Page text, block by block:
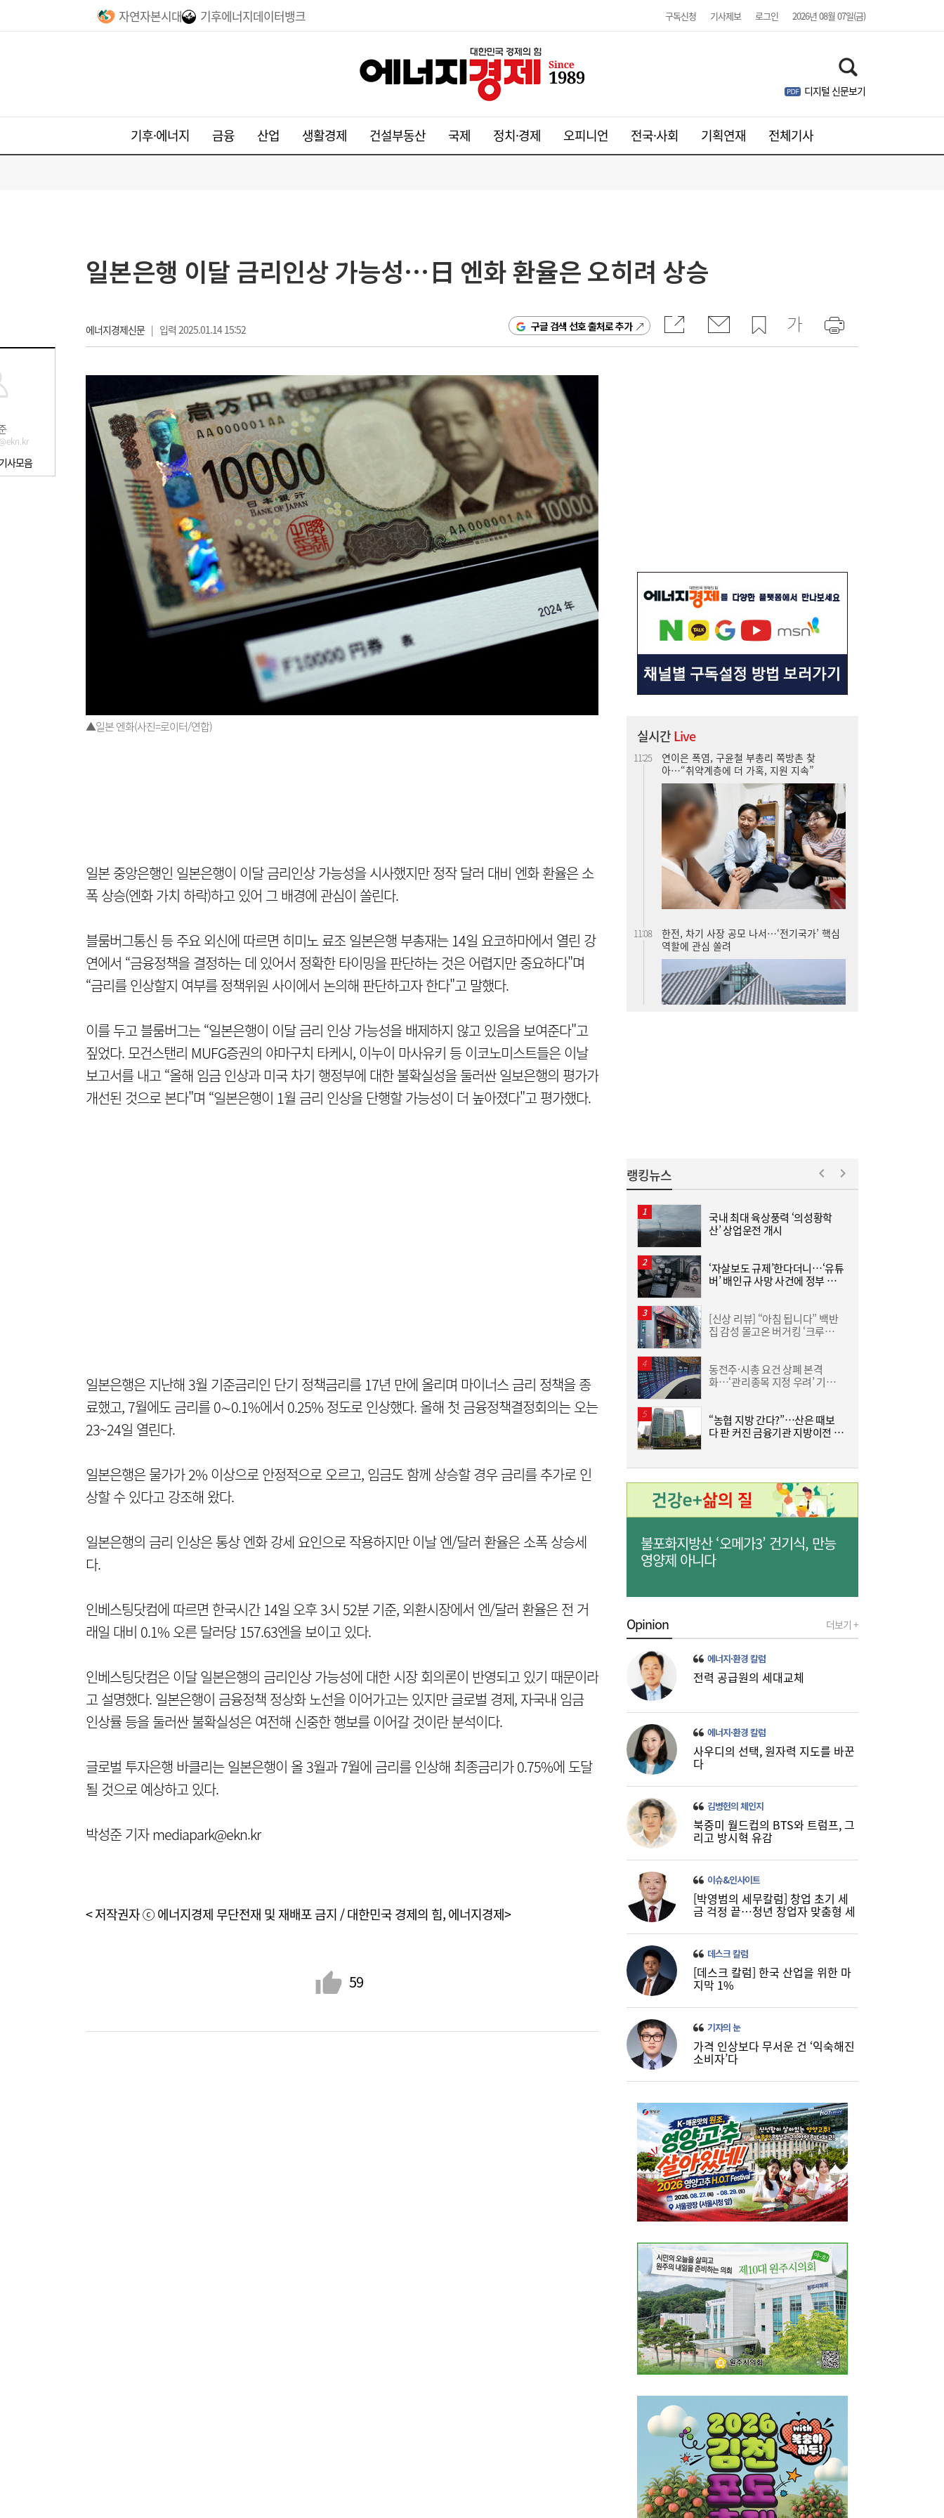
자연자본시대 기후에너지데이터뱅크 구독신청 기사제보 로그인 2026년 08월 07일(금)
디지털 신문보기
기후·에너지 금융 산업 생활경제 건설부동산 국제 정치·경제 오피니언 전국·사회 기획연재 전체기사
사모음
일본은행 이달 금리인상 가능성…日 엔화 환율은 오히려 상승
에너지경제신문| 입력 2025.01.14 15:52 구글 검색 선호 출처로 추가
▲일본 엔화(사진=로이터/연합)
일본 중앙은행인 일본은행이 이달 금리인상 가능성을 시사했지만 정작 달러 대비 엔화 환율은 소
폭 상승(엔화 가치 하락)하고 있어 그 배경에 관심이 쏠린다.
블룸버그통신 등 주요 외신에 따르면 히미노 료조 일본은행 부총재는 14일 요코하마에서 열린 강
연에서 “금융정책을 결정하는 데 있어서 정확한 타이밍을 판단하는 것은 어렵지만 중요하다"며
“금리를 인상할지 여부를 정책위원 사이에서 논의해 판단하고자 한다"고 말했다.
이를 두고 블룸버그는 “일본은행이 이달 금리 인상 가능성을 배제하지 않고 있음을 보여준다"고
짚었다. 모건스탠리 MUFG증권의 야마구치 타케시, 이누이 마사유키 등 이코노미스트들은 이날
보고서를 내고 “올해 임금 인상과 미국 차기 행정부에 대한 불확실성을 둘러싼 일보은행의 평가가
개선된 것으로 본다"며 “일본은행이 1월 금리 인상을 단행할 가능성이 더 높아졌다"고 평가했다.
일본은행은 지난해 3월 기준금리인 단기 정책금리를 17년 만에 올리며 마이너스 금리 정책을 종
료했고, 7월에도 금리를 0∼0.1%에서 0.25% 정도로 인상했다. 올해 첫 금융정책결정회의는 오는
23~24일 열린다.
일본은행은 물가가 2% 이상으로 안정적으로 오르고, 임금도 함께 상승할 경우 금리를 추가로 인
상할 수 있다고 강조해 왔다.
일본은행의 금리 인상은 통상 엔화 강세 요인으로 작용하지만 이날 엔/달러 환율은 소폭 상승세
다.
인베스팅닷컴에 따르면 한국시간 14일 오후 3시 52분 기준, 외환시장에서 엔/달러 환율은 전 거
래일 대비 0.1% 오른 달러당 157.63엔을 보이고 있다.
인베스팅닷컴은 이달 일본은행의 금리인상 가능성에 대한 시장 회의론이 반영되고 있기 때문이라
고 설명했다. 일본은행이 금융정책 정상화 노선을 이어가고는 있지만 글로벌 경제, 자국내 임금
인상률 등을 둘러싼 불확실성은 여전해 신중한 행보를 이어갈 것이란 분석이다.
글로벌 투자은행 바클리는 일본은행이 올 3월과 7월에 금리를 인상해 최종금리가 0.75%에 도달
될 것으로 예상하고 있다.
박성준 기자 mediapark@ekn.kr
< 저작권자 ⓒ 에너지경제 무단전재 및 재배포 금지 / 대한민국 경제의 힘, 에너지경제>
59
실시간Live
스·한화솔루션 수혜 전망
11:25
연이은 폭염, 구윤철 부총리 쪽방촌 찾
아…“취약계층에 더 가혹, 지원 지속”
한전, 차기 사장 공모 나서…‘전기국가’ 핵심
역할에 관심 쏠려
11:06
“신용점수 낮아도 길 열린다”...포용금융 접
전지 떠오른 ‘대안 신용평가’
10:30
한전기술지주 출범…에너지 혁신기술 사업화
·유니콘 육성 나선다
09:55
[특징주] 포스코퓨처엠, LFP 양극재 공급 기
대감…강세
09:54
네이버, 2분기 매출 3조 3888억원…전년比
16.2%↑
09:50
[특징주] 엘앤에프, 2분기 흑자전환·분기 최
대 출하 실적…강세
랭킹뉴스
국내 최대 육상풍력 ‘의성황학
산’ 상업운전 개시
‘자살보도 규제’한다더니…‘유튜
버’ 배인규 사망 사건에 정부 대
[신상 리뷰] “아침 됩니다” 백반
집 감성 몰고온 버거킹 ‘크루아상
동전주·시총 요건 상폐 본격
화…‘관리종목 지정 우려’ 기업
“농협 지방 간다?”…산은 때보
다 판 커진 금융기관 지방이전 논
불포화지방산 ‘오메가3’ 건기식, 만능
영양제 아니다
Opinion 더보기 +
에너지·환경 칼럼
전력 공급원의 세대교체
에너지·환경 칼럼
사우디의 선택, 원자력 지도를 바꾼
다
김병헌의 체인지
북중미 월드컵의 BTS와 트럼프, 그
리고 방시혁 유감
이슈&인사이트
[박영범의 세무칼럼] 창업 초기 세
금 걱정 끝…청년 창업자 맞춤형 세
데스크 칼럼
[데스크 칼럼] 한국 산업을 위한 마
지막 1%
기자의 눈
가격 인상보다 무서운 건 ‘익숙해진
소비자’다